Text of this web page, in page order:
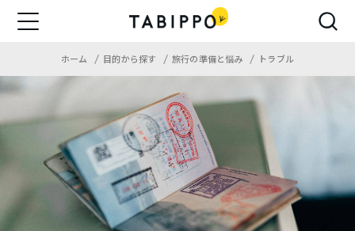
ホーム 目的から探す 旅行の準備と悩み トラブル